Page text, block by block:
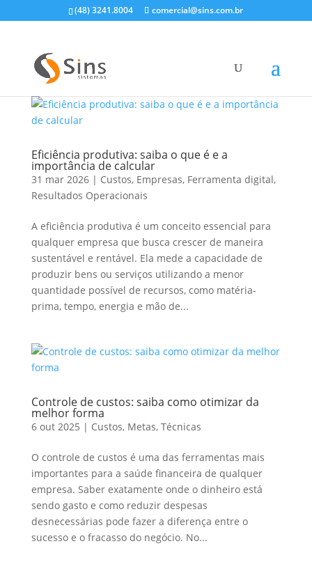
(48) 3241.8004 comercial@sins.com.br
Eficiência produtiva: saiba o que é e a
importância de calcular
31 mar 2026| Custos, Empresas, Ferramenta digital,
Resultados Operacionais
A eficiência produtiva é um conceito essencial para
qualquer empresa que busca crescer de maneira
sustentável e rentável. Ela mede a capacidade de
produzir bens ou serviços utilizando a menor
quantidade possível de recursos, como matéria-
prima, tempo, energia e mão de...
Controle de custos: saiba como otimizar da
melhor forma
6 out 2025 | Custos, Metas, Técnicas
O controle de custos é uma das ferramentas mais
importantes para a saúde financeira de qualquer
empresa. Saber exatamente onde o dinheiro está
sendo gasto e como reduzir despesas
desnecessárias pode fazer a diferença entre o
sucesso e o fracasso do negócio. No...